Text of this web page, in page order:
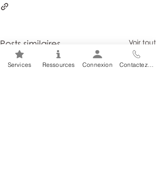
Posts similaires Voir tout
Services Ressources Connexion Contactez-nous